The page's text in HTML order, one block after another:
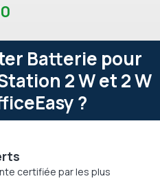
Batterie pour
2 W et 2 W
?
certifiée par les plus